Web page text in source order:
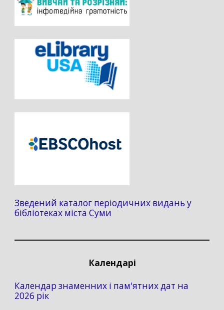
Зведений каталог періодичних видань у
бібліотеках міста Суми
Календарі
Календар знаменних і пам'ятних дат на
2026 рік